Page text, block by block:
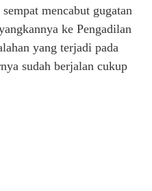
mencabut gugatan
ke Pengadilan
yang terjadi pada
sudah berjalan cukup